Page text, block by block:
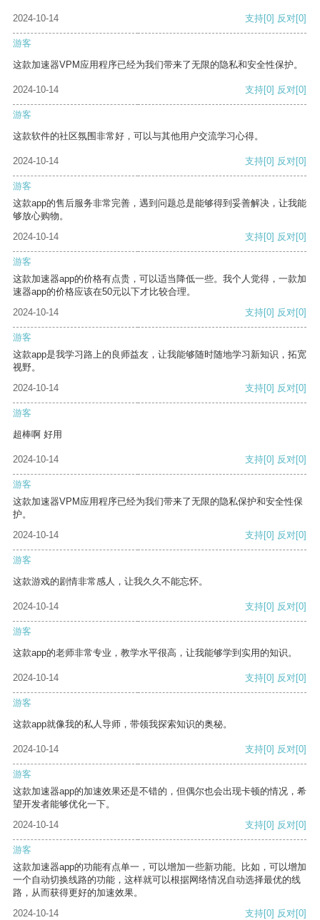
2024-10-14 支持[0] 反对[0]
游客
这款加速器VPM应用程序已经为我们带来了无限的隐私和安全性保护。
2024-10-14 支持[0] 反对[0]
游客
这款软件的社区氛围非常好，可以与其他用户交流学习心得。
2024-10-14 支持[0] 反对[0]
游客
这款app的售后服务非常完善，遇到问题总是能够得到妥善解决，让我能
够放心购物。
2024-10-14
支持[0] 反对[0]
游客
这款加速器app的价格有点贵，可以适当降低一些。我个人觉得，一款加
速器app的价格应该在50元以下才比较合理。
2024-10-14
支持[0] 反对[0]
游客
这款app是我学习路上的良师益友，让我能够随时随地学习新知识，拓宽
视野。
2024-10-14
支持[0] 反对[0]
游客
超棒啊 好用
2024-10-14 支持[0] 反对[0]
游客
这款加速器VPM应用程序已经为我们带来了无限的隐私保护和安全性保
护。
2024-10-14
支持[0] 反对[0]
游客
这款游戏的剧情非常感人，让我久久不能忘怀。
2024-10-14 支持[0] 反对[0]
游客
这款app的老师非常专业，教学水平很高，让我能够学到实用的知识。
2024-10-14 支持[0] 反对[0]
游客
这款app就像我的私人导师，带领我探索知识的奥秘。
2024-10-14 支持[0] 反对[0]
游客
这款加速器app的加速效果还是不错的，但偶尔也会出现卡顿的情况，希
望开发者能够优化一下。
2024-10-14
支持[0] 反对[0]
游客
这款加速器app的功能有点单一，可以增加一些新功能。比如，可以增加
一个自动切换线路的功能，这样就可以根据网络情况自动选择最优的线
路，从而获得更好的加速效果。
2024-10-14
支持[0] 反对[0]